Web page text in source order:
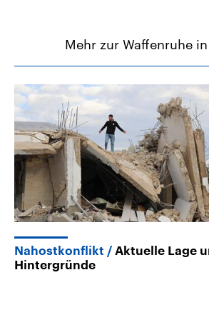
Mehr zur Waffenruhe
Nahostkonflikt
Aktuelle Lage
Hintergründe